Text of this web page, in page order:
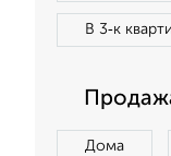
В 3‑к
Дома